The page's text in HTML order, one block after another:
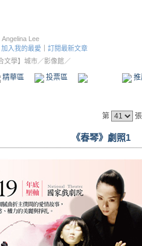
Angelina Lee
加入我的最愛
訂閱最新文章
文學】城市／影像館／
精華區 投票區 影像館
第
《春琴》劇照1